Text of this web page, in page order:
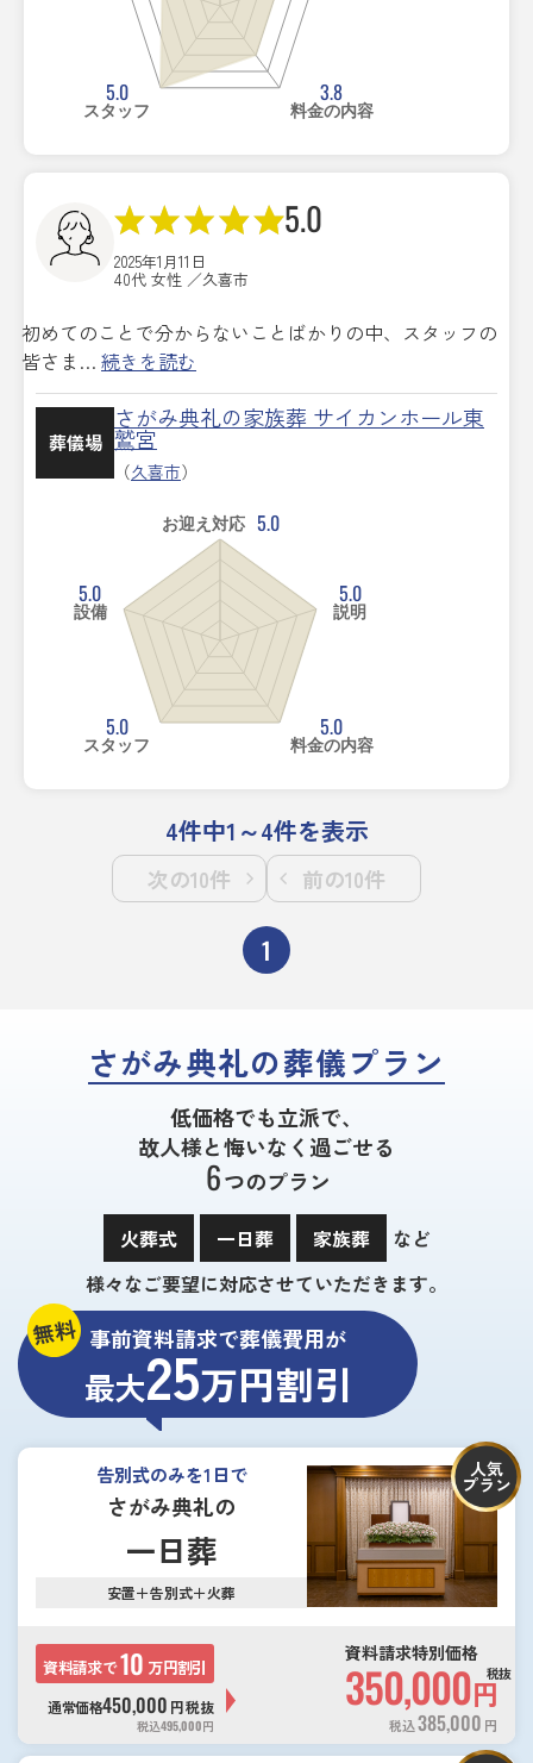
3.8
料金の内容
5.0
スタッフ
5.0
2025年1月11日
40代 女性 ／久喜市
初めてのことで分からないことばかりの中、スタッフの
皆さま… 続きを読む
葬儀場
さがみ典礼の家族葬 サイカンホール東
鷲宮
（久喜市）
お迎え対応 5.0
5.0
説明
5.0
料金の内容
5.0
スタッフ
5.0
設備
4件中1～4件を表示
前の10件
1
次の10件
さがみ典礼の葬儀プラン
低価格でも立派で、
故人様と悔いなく過ごせる
6つのプラン
火葬式 一日葬 家族葬
など
様々なご要望に対応させていただきます。
無料 事前資料請求で葬儀費用が
最大25万円割引
告別式のみを1日で
さがみ典礼の
一日葬
安置＋告別式＋火葬
人気
プラン
資料請求で10 万円割引
通常価格450,000 円税抜
税込495,000円
資料請求特別価格
350,000円
税抜
税込385,000 円